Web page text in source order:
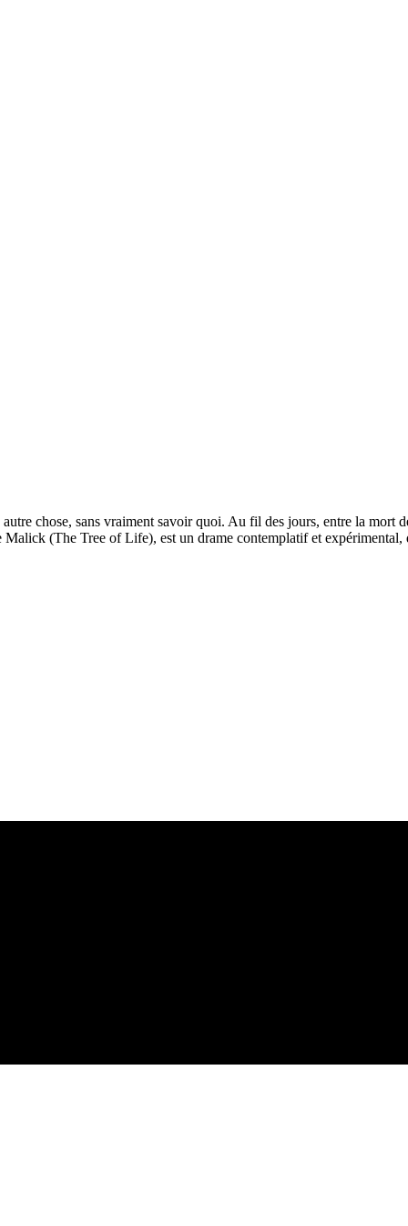
chose, sans vraiment savoir quoi. Au fil des jours, entre la mort
(The Tree of Life), est un drame contemplatif et expérimental,